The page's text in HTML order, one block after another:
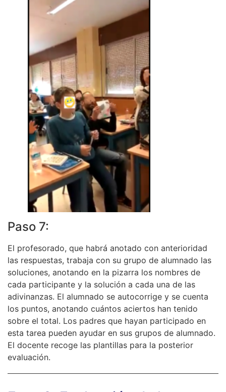
Paso 7:
El profesorado, que habrá anotado con anterioridad
las respuestas, trabaja con su grupo de alumnado las
soluciones, anotando en la pizarra los nombres de
cada participante y la solución a cada una de las
adivinanzas. El alumnado se autocorrige y se cuenta
los puntos, anotando cuántos aciertos han tenido
sobre el total. Los padres que hayan participado en
esta tarea pueden ayudar en sus grupos de alumnado.
El docente recoge las plantillas para la posterior
evaluación.